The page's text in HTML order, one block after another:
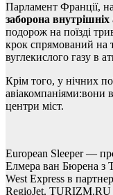
Парламент Франції,
заборона внутрішніх
подорож на поїзді
крок спрямований на
вуглекислого газу в
Крім того, у нічних
авіакомпаніями:вони
центри міст.
European Sleeper —
Елмера ван Бюрена з
West Express в
RegioJet. TURIZM.RU